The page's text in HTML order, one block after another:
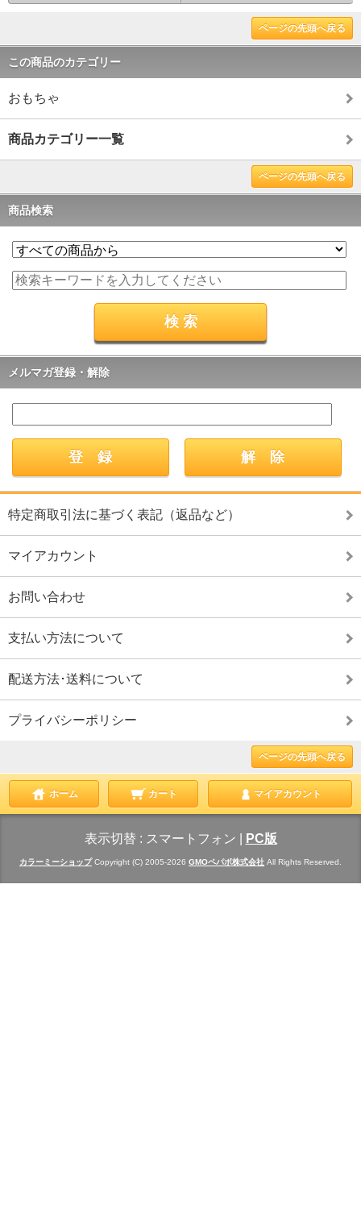
ページの先頭へ戻る
この商品のカテゴリー
おもちゃ
商品カテゴリー一覧
ページの先頭へ戻る
商品検索
メルマガ登録・解除
特定商取引法に基づく表記（返品など）
マイアカウント
お問い合わせ
支払い方法について
配送方法･送料について
プライバシーポリシー
ページの先頭へ戻る
ホーム カート マイアカウント
表示切替 : スマートフォン PC版
カラーミーショップCopyright (C) 2005-2026 GMOペパボ株式会社 All Rights Reserved.